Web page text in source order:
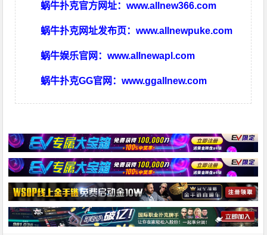
蜗牛扑克官方网址：www.allnew366.com
蜗牛扑克网址发布页：www.allnewpuke.com
蜗牛娱乐官网：www.allnewapl.com
蜗牛扑克GG官网：www.ggallnew.com